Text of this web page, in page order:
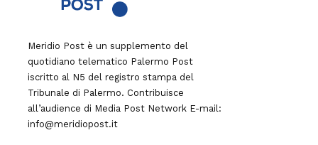
Meridio Post è un supplemento del
quotidiano telematico Palermo Post
iscritto al N5 del registro stampa del
Tribunale di Palermo. Contribuisce
all’audience di Media Post Network E-mail:
info@meridiopost.it